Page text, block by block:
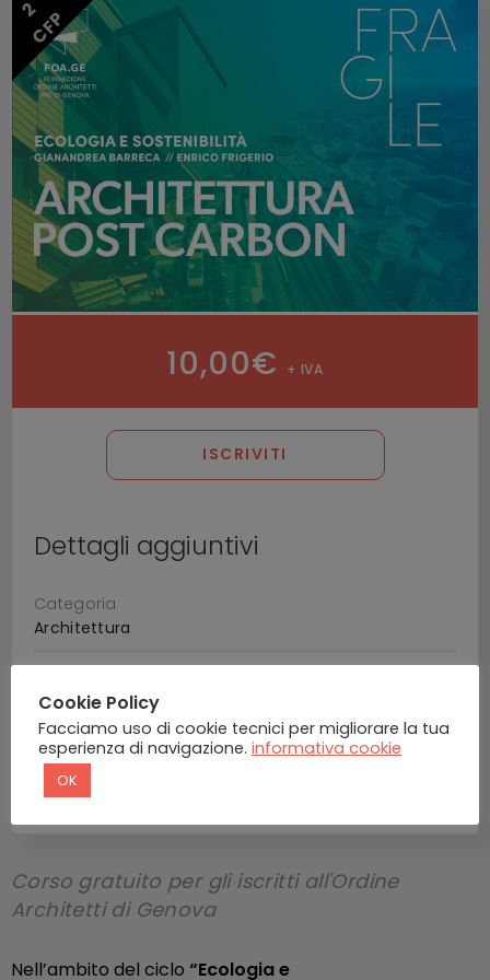
2CFP
10,00€ + IVA
ISCRIVITI
Dettagli aggiuntivi
Categoria
Architettura
1 Lezione / 1 Quiz
Durata indicativa
2 Ore
Corso gratuito per gli iscritti all'Ordine
Architetti di Genova
Nell’ambito del ciclo “Ecologia e
Cookie Policy
Facciamo uso di cookie tecnici per migliorare la tua
esperienza di navigazione. informativa cookie
OK